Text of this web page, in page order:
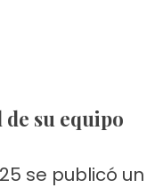
de su equipo
se publicó un